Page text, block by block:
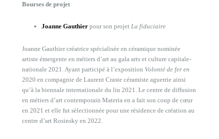
Bourses de projet
Joanne Gauthier pour son projet La fiduciaire
Joanne Gauthier créatrice spécialisée en céramique nominée
artiste émergente en métiers d’art au gala arts et culture capitale-
nationale 2021. Ayant participé à l’exposition Volonté de fer en
2020 en compagnie de Laurent Craste céramiste aguerrie ainsi
qu’à la biennale internationale du lin 2021. Le centre de diffusion
en métiers d’art contemporain Materia en a fait son coup de cœur
en 2021 et elle fut sélectionnée pour une résidence de création au
centre d’art Rosinsky en 2022.